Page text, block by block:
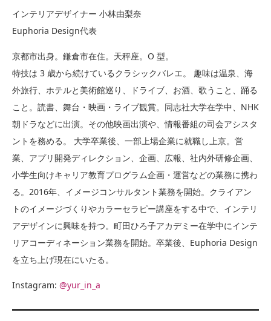
インテリアデザイナー 小林由梨奈
Euphoria Design代表
京都市出身。鎌倉市在住。天秤座。O 型。
特技は 3 歳から続けているクラシックバレエ。 趣味は温泉、海
外旅行、ホテルと美術館巡り、ドライブ、お酒、歌うこと、踊る
こと。読書、舞台・映画・ライブ観賞。同志社大学在学中、NHK
朝ドラなどに出演。その他映画出演や、情報番組の司会アシスタ
ントを務める。 大学卒業後、一部上場企業に就職し上京。営
業、アプリ開発ディレクション、企画、広報、社内外研修企画、
小学生向けキャリア教育プログラム企画・運営などの業務に携わ
る。2016年、イメージコンサルタント業務を開始。クライアン
トのイメージづくりやカラーセラピー講座をする中で、インテリ
アデザインに興味を持つ。町田ひろ子アカデミー在学中にインテ
リアコーディネーション業務を開始。卒業後、Euphoria Design
を立ち上げ現在にいたる。
Instagram: @yur_in_a